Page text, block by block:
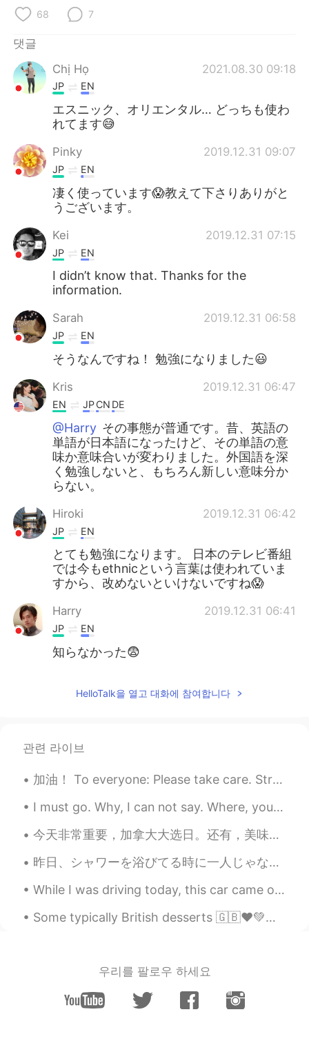
68 7
댓글
Chị Họ
2021.08.30 09:18
JP EN
エスニック、オリエンタル… どっちも使わ
れてます😅
Pinky 2019.12.31 09:07
JP EN
凄く使っています😱教えて下さりありがと
うございます。
Kei 2019.12.31 07:15
JP EN
I didn’t know that. Thanks for the
information.
Sarah 2019.12.31 06:58
JP EN
そうなんですね！ 勉強になりました😃
Kris 2019.12.31 06:47
EN JPCN DE
@Harry その事態が普通です。昔、英語の
単語が日本語になったけど、その単語の意
味か意味合いが変わりました。外国語を深
く勉強しないと、もちろん新しい意味分か
らない。
Hiroki 2019.12.31 06:42
JP EN
とても勉強になります。 日本のテレビ番組
では今もethnicという言葉は使われていま
すから、改めないといけないですね😱
Harry 2019.12.31 06:41
JP EN
知らなかった😨
HelloTalk을 열고 대화에 참여합니다
관련 라이브
加油！ To everyone: Please take care. Strengthen your immune system. 💪🏻 Singapore is now on orange a...
I must go. Why, I can not say. Where, you can not know. But one thing I can tell you, anytime I h...
今天非常重要，加拿大大选日。还有，美味的晚餐。 Today is very important for Canada. We will vote on the next prime minis...
昨日、シャワーを浴びてる時に一人じゃないと気にした Yesterday, while taking a shower I realized I wasn’t alone シャワーカーテンの後ろ...
While I was driving today, this car came out ( without looking) and almost hit me. I was going st...
Some typically British desserts 🇬🇧❤️💚🧡Banoffee pie Sticky toffee pudding Custard tart Shortbre...
우리를 팔로우 하세요